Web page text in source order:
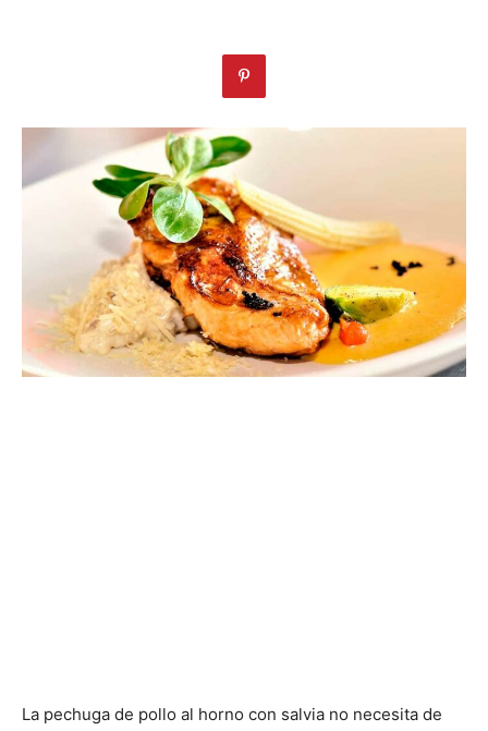
La pechuga de pollo al horno con salvia no necesita de